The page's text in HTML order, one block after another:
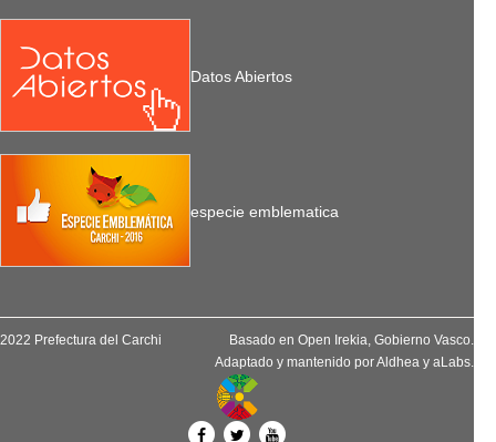
Datos Abiertos
especie emblematica
2022 Prefectura del Carchi Basado en Open Irekia , Gobierno Vasco.
Adaptado y mantenido porAldhea y aLabs